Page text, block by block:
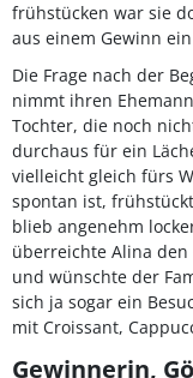
frühstücken war sie
aus einem Gewinn
Die Frage nach der
nimmt ihren
Tochter, die noch
durchaus für ein
vielleicht gleich fürs
spontan ist,
blieb angenehm
überreichte Alina
und wünschte der
sich ja sogar ein
mit Croissant,
Gewinnerin,